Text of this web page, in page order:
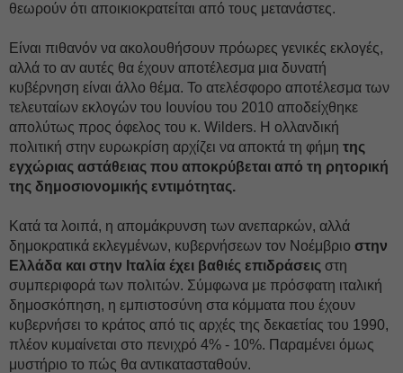
θεωρούν ότι αποικιοκρατείται από τους μετανάστες.
Είναι πιθανόν να ακολουθήσουν πρόωρες γενικές εκλογές,
αλλά το αν αυτές θα έχουν αποτέλεσμα μια δυνατή
κυβέρνηση είναι άλλο θέμα. Το ατελέσφορο αποτέλεσμα των
τελευταίων εκλογών του Ιουνίου του 2010 αποδείχθηκε
απολύτως προς όφελος του κ. Wilders. Η ολλανδική
πολιτική στην ευρωκρίση αρχίζει να αποκτά τη φήμη της
εγχώριας αστάθειας που αποκρύβεται από τη ρητορική
της δημοσιονομικής εντιμότητας.
Κατά τα λοιπά, η απομάκρυνση των ανεπαρκών, αλλά
δημοκρατικά εκλεγμένων, κυβερνήσεων τον Νοέμβριο στην
Ελλάδα και στην Ιταλία έχει βαθιές επιδράσεις στη
συμπεριφορά των πολιτών. Σύμφωνα με πρόσφατη ιταλική
δημοσκόπηση, η εμπιστοσύνη στα κόμματα που έχουν
κυβερνήσει το κράτος από τις αρχές της δεκαετίας του 1990,
πλέον κυμαίνεται στο πενιχρό 4% - 10%. Παραμένει όμως
μυστήριο το πώς θα αντικατασταθούν.